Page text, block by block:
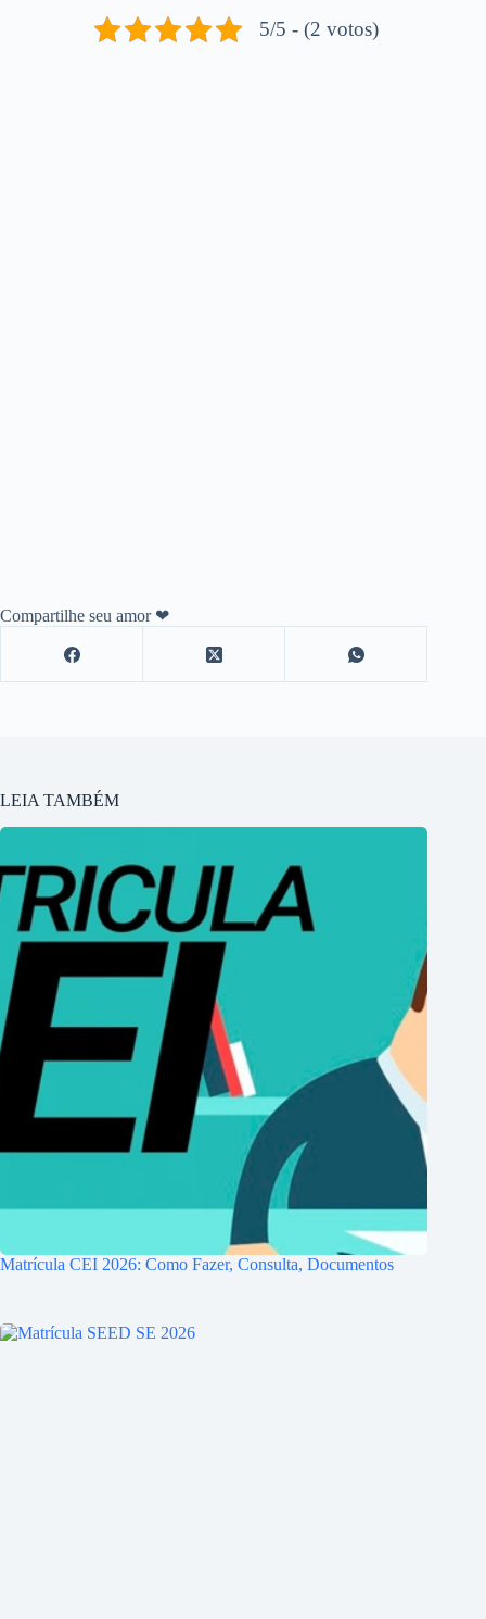
5/5 - (2 votos)
Compartilhe seu amor ❤
LEIA TAMBÉM
Matrícula CEI 2026: Como Fazer, Consulta, Documentos